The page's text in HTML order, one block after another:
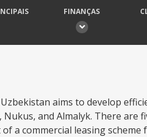
FINANÇAS
aims to develop
and Almalyk. There
a commercial leasing